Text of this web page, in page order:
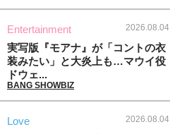
Entertainment 2026.08.04
実写版『モアナ』が「コントの衣
装みたい」と大炎上も…マウイ役
ドウェ...
BANG SHOWBIZ
Love 2026.08.04